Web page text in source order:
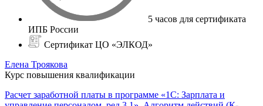
5 часов для сертификата
ИПБ России
Сертификат ЦО «ЭЛКОД»
Елена Троякова
Курс повышения квалификации
Расчет заработной платы в программе «1С: Зарплата и